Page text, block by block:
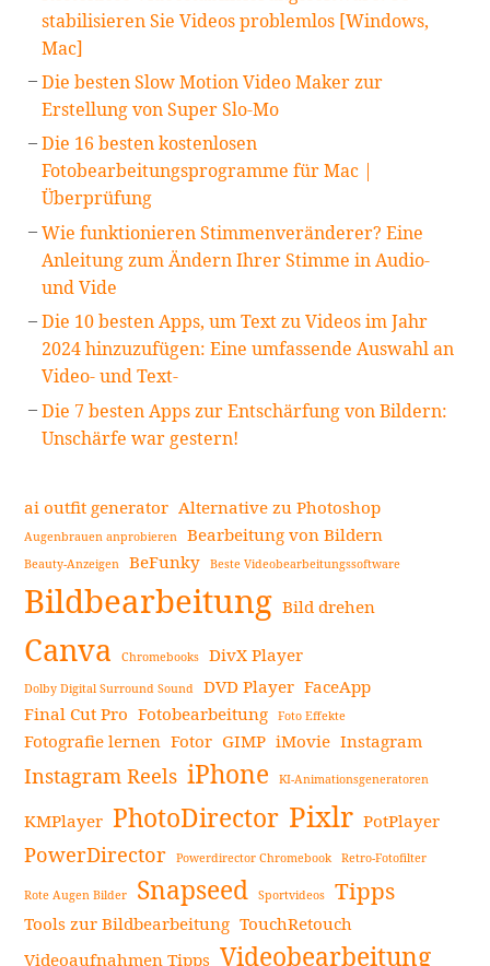
stabilisieren Sie Videos problemlos [Windows,
Mac]
Die besten Slow Motion Video Maker zur
Erstellung von Super Slo-Mo
Die 16 besten kostenlosen
Fotobearbeitungsprogramme für Mac |
Überprüfung
Wie funktionieren Stimmenveränderer? Eine
Anleitung zum Ändern Ihrer Stimme in Audio-
und Vide
Die 10 besten Apps, um Text zu Videos im Jahr
2024 hinzuzufügen: Eine umfassende Auswahl an
Video- und Text-
Die 7 besten Apps zur Entschärfung von Bildern:
Unschärfe war gestern!
ai outfit generator Alternative zu Photoshop
Augenbrauen anprobieren Bearbeitung von Bildern
Beauty-Anzeigen BeFunky Beste Videobearbeitungssoftware
Bildbearbeitung Bild drehen
Canva Chromebooks DivX Player
Dolby Digital Surround Sound DVD Player FaceApp
Final Cut Pro Fotobearbeitung Foto Effekte
Fotografie lernen Fotor GIMP iMovie Instagram
Instagram Reels iPhone KI-Animationsgeneratoren
KMPlayer PhotoDirector Pixlr PotPlayer
PowerDirector Powerdirector Chromebook Retro-Fotofilter
Rote Augen Bilder Snapseed Sportvideos Tipps
Tools zur Bildbearbeitung TouchRetouch
Videoaufnahmen Tipps Videobearbeitung